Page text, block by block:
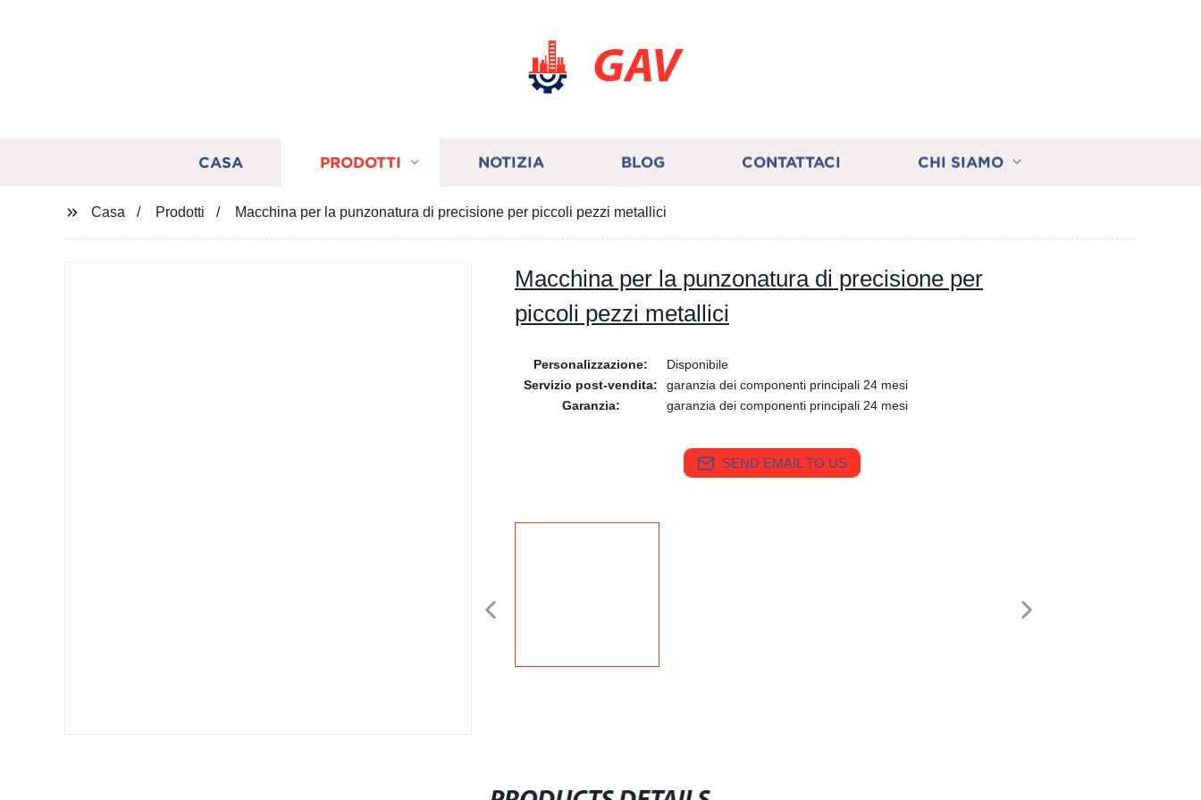
GAV
CASA PRODOTTI NOTIZIA BLOG CONTATTACI CHI SIAMO
Casa Prodotti Macchina per la punzonatura di precisione per piccoli pezzi metallici
Macchina per la punzonatura di precisione per
piccoli pezzi metallici
Personalizzazione:
Disponibile
Servizio post-vendita:
garanzia dei componenti principali 24 mesi
Garanzia:
garanzia dei componenti principali 24 mesi
SEND EMAIL TO US